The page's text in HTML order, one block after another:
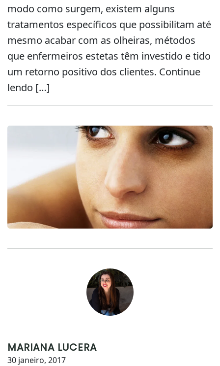
modo como surgem, existem alguns
tratamentos específicos que possibilitam até
mesmo acabar com as olheiras, métodos
que enfermeiros estetas têm investido e tido
um retorno positivo dos clientes. Continue
lendo […]
MARIANA LUCERA
30 janeiro, 2017